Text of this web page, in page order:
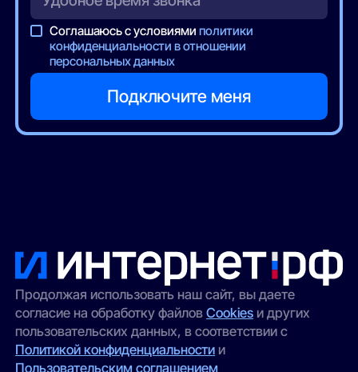
Соглашаюсь с условиямиполитики
конфиденциальности в отношении
персональных данных
Продолжая использовать наш сайт, вы даете
согласие на обработку файловCookies и других
пользовательских данных, в соответствии с
Политикой конфиденциальности и
Пользовательским соглашением